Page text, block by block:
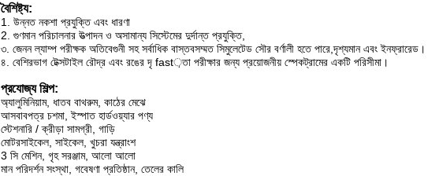
বৈশিষ্ট্য:
1. উন্নত নকশা প্রযুক্তি এবং ধারণা
2. গুণমান পরিচালনার উত্পাদন ও অসামান্য সিস্টেমের দুর্দান্ত প্রযুক্তি,
৩. জেনন ল্যাম্প পরীক্ষক অতিবেগুনী সহ সর্বাধিক বাস্তবসম্মত সিমুলেটেড সৌর বর্ণালী হতে পারে,দৃশ্যমান এবং ইনফ্রারেড।
৪. বেশিরভাগ টেক্সটাইল রৌদ্র এবং রঙের দৃ fast়তা পরীক্ষার জন্য প্রয়োজনীয় স্পেকট্রামের একটি পরিসীমা।
প্রযোজ্য শিল্প:
অ্যালুমিনিয়াম, ধাতব বাথরুম, কাঠের মেঝে
আসবাবপত্র চশমা, ইস্পাত হার্ডওয়্যার পণ্য
স্টেশনারি / ক্রীড়া সামগ্রী, গাড়ি
মোটরসাইকেল, সাইকেল, খুচরা যন্ত্রাংশ
3 সি মেশিন, গৃহ সরঞ্জাম, আলো আলো
মান পরিদর্শন সংস্থা, গবেষণা প্রতিষ্ঠান, তেলের কালি